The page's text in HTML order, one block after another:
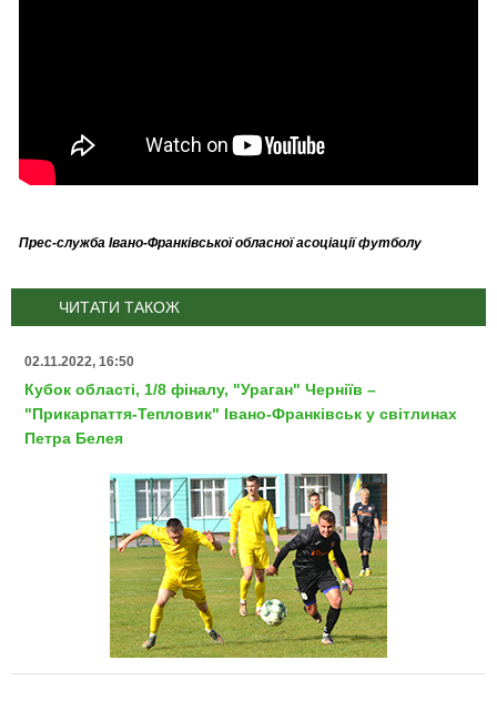
Прес-служба Івано-Франківської обласної асоціації футболу
ЧИТАТИ ТАКОЖ
02.11.2022, 16:50
Кубок області, 1/8 фіналу, "Ураган" Черніїв –
"Прикарпаття-Тепловик" Івано-Франківськ у світлинах
Петра Белея